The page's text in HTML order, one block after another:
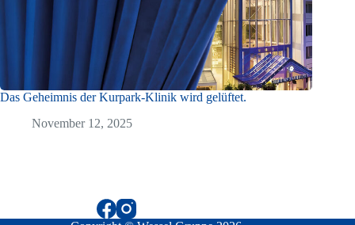
Das Geheimnis der Kurpark-Klinik wird gelüftet.
November 12, 2025